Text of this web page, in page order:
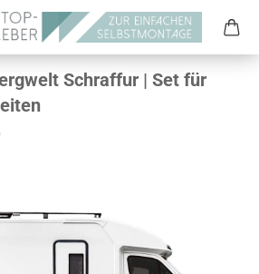
Schraffur | Set für